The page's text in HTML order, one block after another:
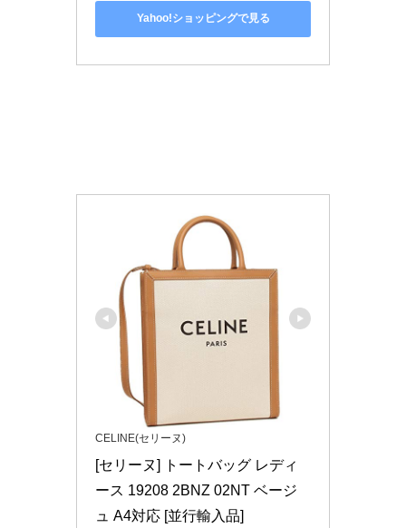
Yahoo!ショッピングで見る
CELINE(セリーヌ)
[セリーヌ] トートバッグ レディ
ース 19208 2BNZ 02NT ベージ
ュ A4対応 [並行輸入品]